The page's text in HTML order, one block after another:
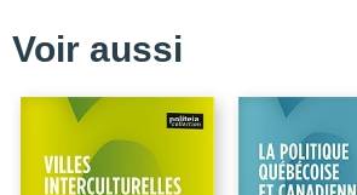
Voir aussi